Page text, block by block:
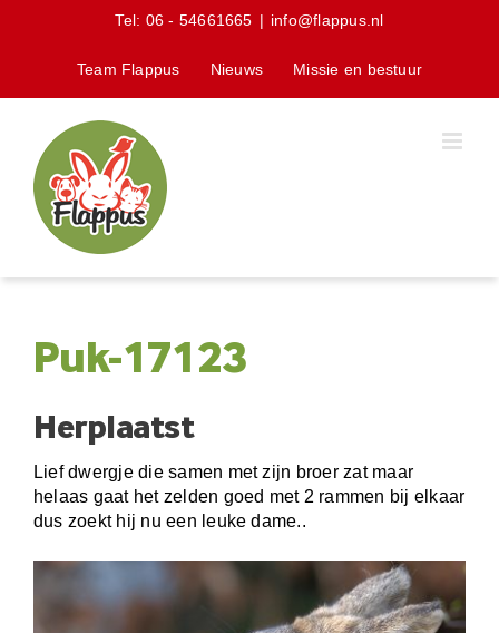
Tel: 06 - 54661665 | info@flappus.nl
Team Flappus Nieuws Missie en bestuur
Puk-17123
Herplaatst
Lief dwergje die samen met zijn broer zat maar
helaas gaat het zelden goed met 2 rammen bij elkaar
dus zoekt hij nu een leuke dame..